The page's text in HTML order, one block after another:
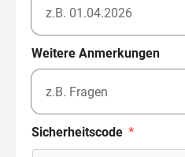
Weitere Anmerkungen
Sicherheitscode *